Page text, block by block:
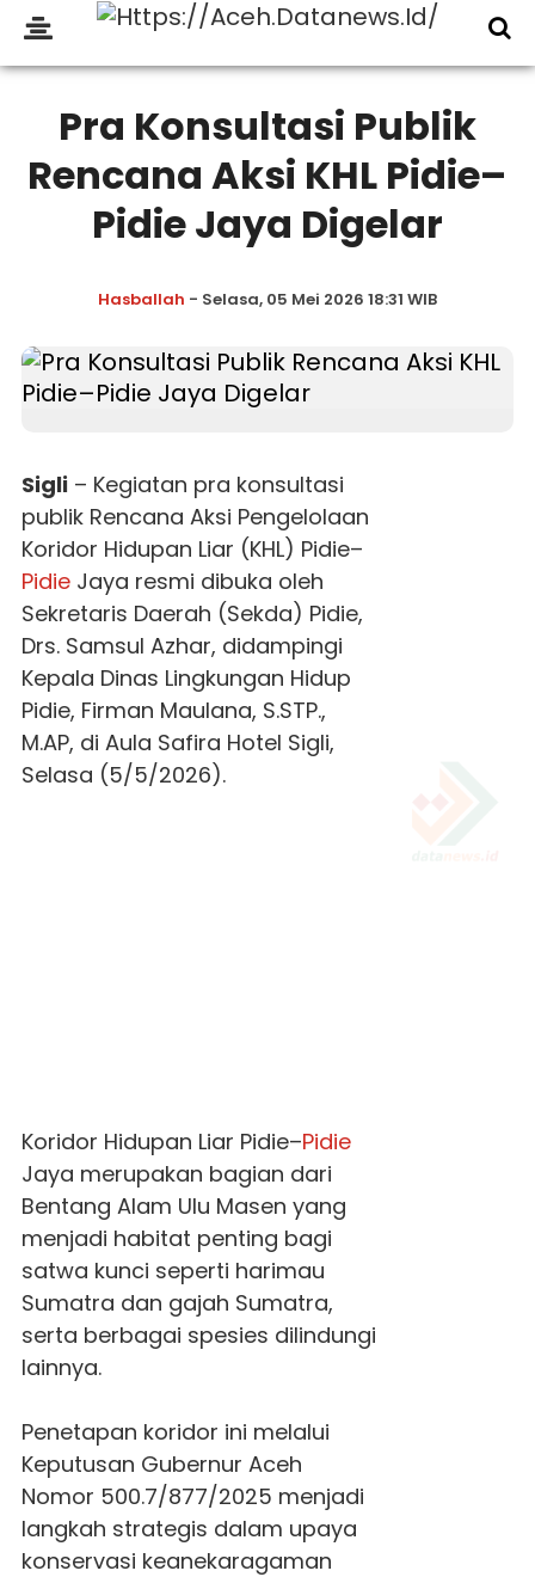
Pra Konsultasi Publik
Rencana Aksi KHL Pidie–
Pidie Jaya Digelar
Hasballah - Selasa, 05 Mei 2026 18:31 WIB
Sigli– Kegiatan pra konsultasi
publik Rencana Aksi Pengelolaan
Koridor Hidupan Liar (KHL) Pidie–
PidieJaya resmi dibuka oleh
Sekretaris Daerah (Sekda) Pidie,
Drs. Samsul Azhar, didampingi
Kepala Dinas Lingkungan Hidup
Pidie, Firman Maulana, S.STP.,
M.AP, di Aula Safira Hotel Sigli,
Selasa (5/5/2026).
Koridor Hidupan Liar Pidie–Pidie
Jaya merupakan bagian dari
Bentang Alam Ulu Masen yang
menjadi habitat penting bagi
satwa kunci seperti harimau
Sumatra dan gajah Sumatra,
serta berbagai spesies dilindungi
lainnya.
Penetapan koridor ini melalui
Keputusan Gubernur Aceh
Nomor 500.7/877/2025 menjadi
langkah strategis dalam upaya
konservasi keanekaragaman